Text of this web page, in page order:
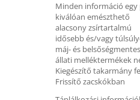
Minden információ egy
kiválóan emészthető
alacsony zsírtartalmú
idősebb és/vagy
máj- és belsőségmentes
állati melléktermékek
Kiegészítő takarmány
Frissítő zacskókban